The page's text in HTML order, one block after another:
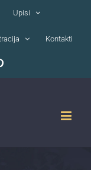
Upisi
Kontakti